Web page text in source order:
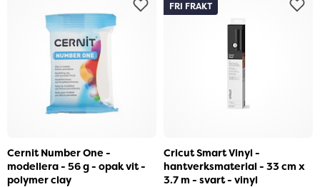
Cernit Number One -
modellera - 56 g - opak vit -
polymer clay
Cricut Smart Vinyl -
hantverksmaterial - 33 cm x
3.7 m - svart - vinyl
FRI FRAKT